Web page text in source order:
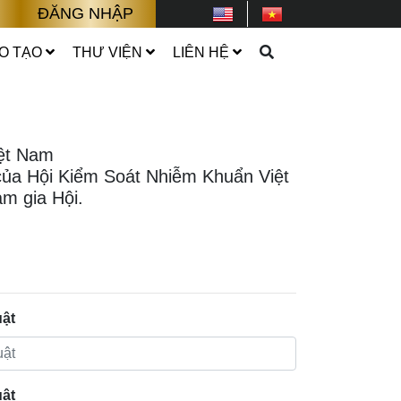
ĐĂNG NHẬP
TẠO THƯ VIỆN LIÊN HỆ
Nam
Hội Kiểm Soát Nhiễm Khuẩn Việt
gia Hội.